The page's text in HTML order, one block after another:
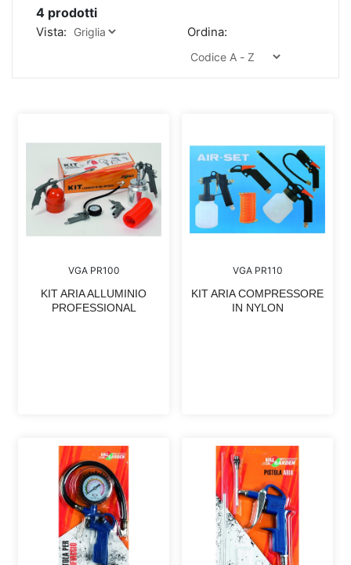
4 prodotti
Vista: Ordina:
VGA PR100
KIT ARIA ALLUMINIO
PROFESSIONAL
VGA PR110
KIT ARIA COMPRESSORE
IN NYLON